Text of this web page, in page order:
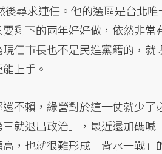
後尋求連任。他的選區是台北
剩下的兩年好好做，依然非
任市長也不是民進黨籍的，
上手。
不賴，綠營對於這一仗就少
就退出政治」，最近還加碼
，也就很難形成「背水一戰」